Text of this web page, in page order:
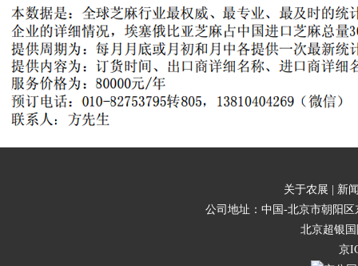
关于农展 |
新
公司地址：中国-北京市朝阳区
北京超银
京